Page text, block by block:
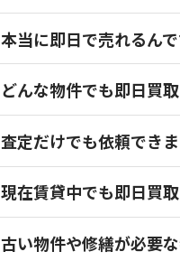
本当に即日で売れるん
どんな物件でも即日買
査定だけでも依頼でき
現在賃貸中でも即日買
古い物件や修繕が必要